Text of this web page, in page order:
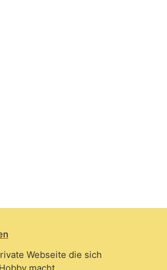
Webseite die sich